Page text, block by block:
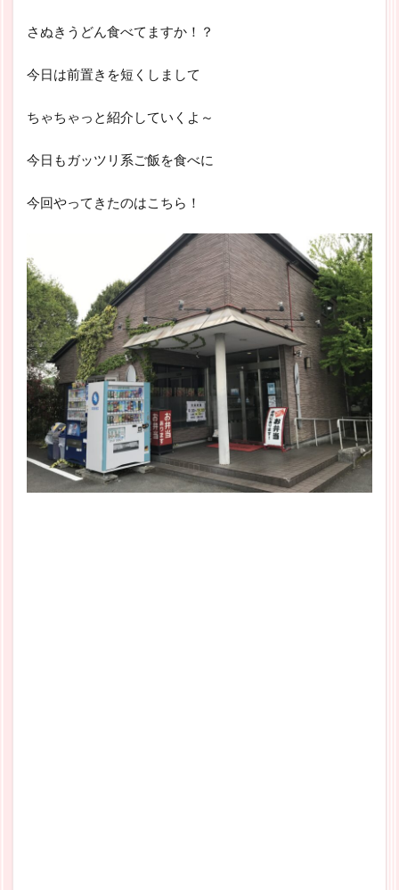
さぬきうどん食べてますか！？
今日は前置きを短くしまして
ちゃちゃっと紹介していくよ～
今日もガッツリ系ご飯を食べに
今回やってきたのはこちら！